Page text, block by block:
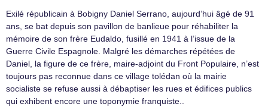
Exilé républicain à Bobigny Daniel Serrano, aujourd’hui âgé de 91
ans, se bat depuis son pavillon de banlieue pour réhabiliter la
mémoire de son frère Eudaldo, fusillé en 1941 à l’issue de la
Guerre Civile Espagnole. Malgré les démarches répétées de
Daniel, la figure de ce frère, maire-adjoint du Front Populaire, n’est
toujours pas reconnue dans ce village tolédan où la mairie
socialiste se refuse aussi à débaptiser les rues et édifices publics
qui exhibent encore une toponymie franquiste..